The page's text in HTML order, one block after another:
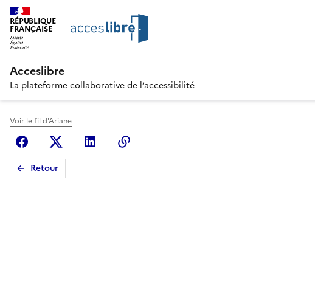
RÉPUBLIQUE
FRANÇAISE
Acceslibre
La plateforme collaborative de l’accessibilité
Voir le fil d'Ariane
FacebookX (anciennement Twitter)
Linkedin
Retour